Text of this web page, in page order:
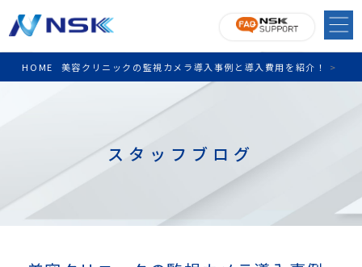
HOME >
美容クリニックの監視カメラ導入事例と導入費用を紹介！
スタッフブログ